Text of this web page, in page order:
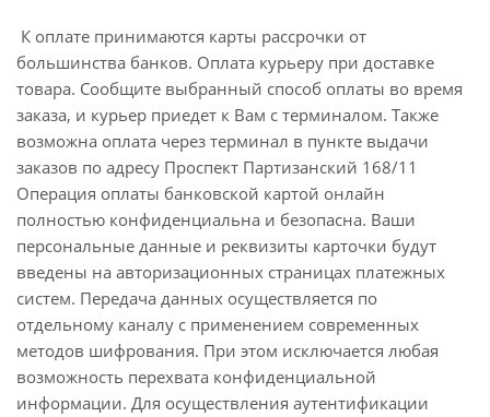
К оплате принимаются карты рассрочки от
большинства банков. Оплата курьеру при доставке
товара. Сообщите выбранный способ оплаты во время
заказа, и курьер приедет к Вам с терминалом. Также
возможна оплата через терминал в пункте выдачи
заказов по адресу Проспект Партизанский 168/11
Операция оплаты банковской картой онлайн
полностью конфиденциальна и безопасна. Ваши
персональные данные и реквизиты карточки будут
введены на авторизационных страницах платежных
систем. Передача данных осуществляется по
отдельному каналу с применением современных
методов шифрования. При этом исключается любая
возможность перехвата конфиденциальной
информации. Для осуществления аутентификации